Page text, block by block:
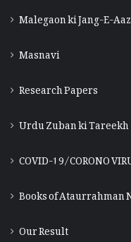
Malegaon ki Jang-E-
Masnavi
Research Papers
Urdu Zuban ki Tareekh
COVID-19/CORONO
Books of Ataurrahman
Our Result